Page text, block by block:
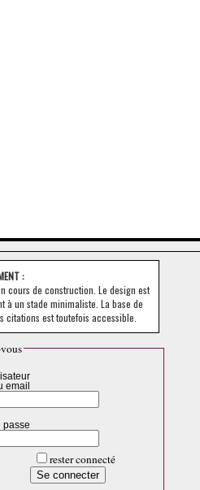
:
cours de construction. Le design est
à un stade minimaliste. La base de
citations est toutefois accessible.
email
passe
rester connecté